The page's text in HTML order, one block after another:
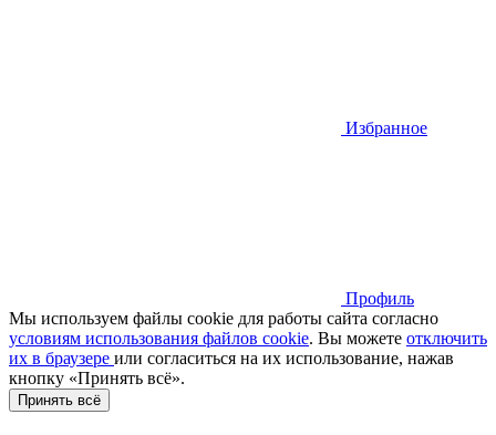
Избранное
Профиль
Мы используем файлы cookie для работы сайта согласно
условиям использования файлов cookie. Вы можете отключить
их в браузере или cогласиться на их использование, нажав
кнопку «Принять всё».
Принять всё